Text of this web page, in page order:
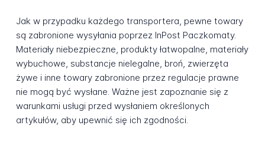
Jak w przypadku każdego transportera, pewne towary
są zabronione wysyłania poprzez InPost Paczkomaty.
Materiały niebezpieczne, produkty łatwopalne, materiały
wybuchowe, substancje nielegalne, broń, zwierzęta
żywe i inne towary zabronione przez regulacje prawne
nie mogą być wysłane. Ważne jest zapoznanie się z
warunkami usługi przed wysłaniem określonych
artykułów, aby upewnić się ich zgodności.